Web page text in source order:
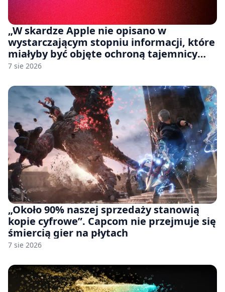
„W skardze Apple nie opisano w
wystarczającym stopniu informacji, które
miałyby być objęte ochroną tajemnicy
handlowej”. OpenAI żąda odrzucenia
7 sie 2026
„Około 90% naszej sprzedaży stanowią
kopie cyfrowe”. Capcom nie przejmuje się
śmiercią gier na płytach
7 sie 2026